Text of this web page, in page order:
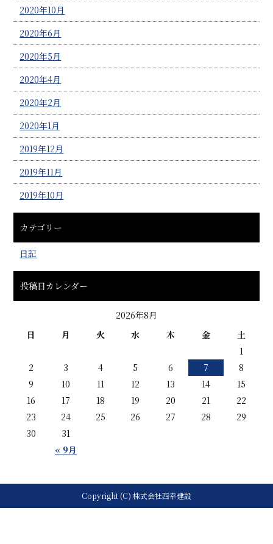
2020年10月
2020年6月
2020年5月
2020年4月
2020年2月
2020年1月
2019年12月
2019年11月
2019年10月
カテゴリー
日記
投稿日カレンダー
2026年8月
日
月 火 水 木 金 土
« 9月
1
2
3 4 5 6 7
8
9
10 11 12 13 14
15
16
17 18 19 20 21
22
23
24 25 26 27 28
29
30
31
Copyright (C) 株式会社西幸建設